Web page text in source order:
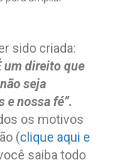
sido criada:
um direito que
seja
e nossa fé”.
os motivos
(clique aqui e
saiba todo